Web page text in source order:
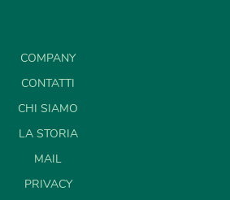
COMPANY
CONTATTI
CHI SIAMO
LA STORIA
MAIL
PRIVACY